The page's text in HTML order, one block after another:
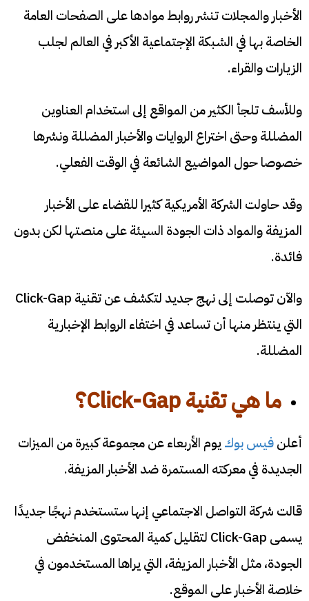
الأخبار والمجلات تنشر روابط موادها على الصفحات العامة
الخاصة بها في الشبكة الإجتماعية الأكبر في العالم لجلب
الزيارات والقراء.
وللأسف تلجأ الكثير من المواقع إلى استخدام العناوين
المضللة وحتى اختراع الروايات والأخبار المضللة ونشرها
خصوصا حول المواضيع الشائعة في الوقت الفعلي.
وقد حاولت الشركة الأمريكية كثيرا للقضاء على الأخبار
المزيفة والمواد ذات الجودة السيئة على منصتها لكن بدون
فائدة.
والآن توصلت إلى نهج جديد لتكشف عن تقنية Click-Gap
التي ينتظر منها أن تساعد في اختفاء الروابط الإخبارية
المضللة.
ما هيتقنيةClick-Gap؟
أعلنفيس بوكيوم الأربعاء عن مجموعة كبيرة من الميزات
الجديدة في معركته المستمرة ضد الأخبار المزيفة.
قالت شركة التواصل الاجتماعي إنها ستستخدم نهجًا جديدًا
يسمى Click-Gap لتقليل كمية المحتوى المنخفض
الجودة، مثل الأخبار المزيفة، التي يراها المستخدمون في
خلاصة الأخبار على الموقع.